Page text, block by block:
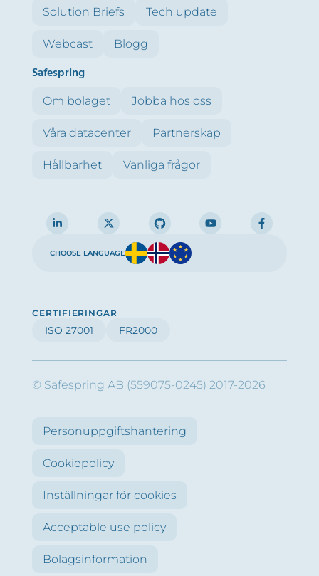
Solution Briefs Tech update
Webcast Blogg
Safespring
Om bolaget Jobba hos oss
Våra datacenter Partnerskap
Hållbarhet Vanliga frågor
CHOOSE LANGUAGE
CERTIFIERINGAR
ISO 27001 FR2000
© Safespring AB (559075-0245) 2017-2026
Personuppgiftshantering
Cookiepolicy
Inställningar för cookies
Acceptable use policy
Bolagsinformation